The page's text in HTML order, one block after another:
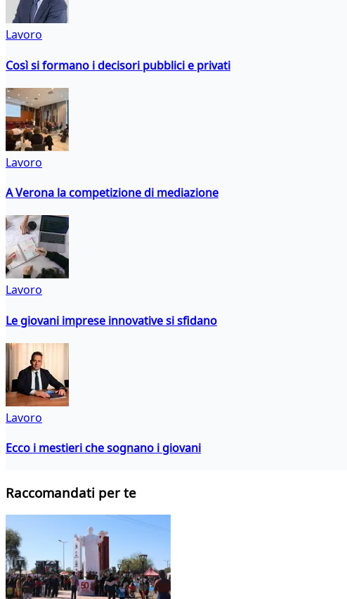
Lavoro
Così si formano i decisori pubblici e privati
Lavoro
A Verona la competizione di mediazione
Lavoro
Le giovani imprese innovative si sfidano
Lavoro
Ecco i mestieri che sognano i giovani
Raccomandati per te